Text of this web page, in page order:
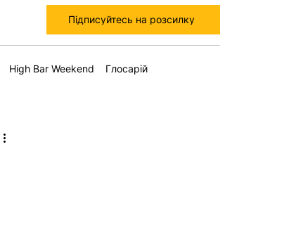
Підписуйтесь на розсилку
High Bar Weekend Глосарій